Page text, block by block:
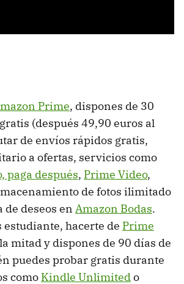
Prime, dispones de 30
(después 49,90 euros al
de envíos rápidos gratis,
a ofertas, servicios como
paga después, Prime Video,
de fotos ilimitado
de deseos en Amazon Bodas.
estudiante, hacerte de Prime
mitad y dispones de 90 días de
puedes probar gratis durante
como Kindle Unlimitedo